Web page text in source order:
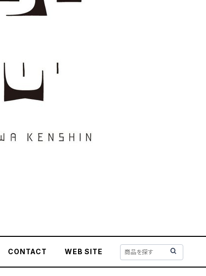
CONTACT WEB SITE